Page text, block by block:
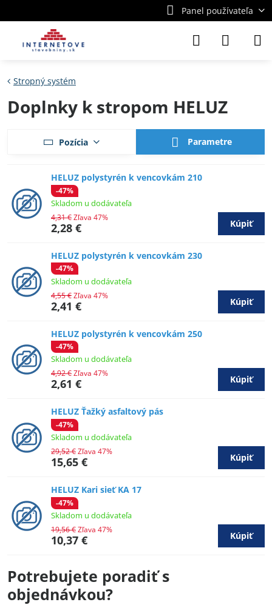
Panel používateľa
Stropný systém
Doplnky k stropom HELUZ
Pozícia Parametre
HELUZ polystyrén k vencovkám 210
-47%
Skladom u dodávateľa
2,28 €
4,31 €Zľava 47%
Kúpiť
HELUZ polystyrén k vencovkám 230
-47%
Skladom u dodávateľa
2,41 €
4,55 €Zľava 47%
Kúpiť
HELUZ polystyrén k vencovkám 250
-47%
Skladom u dodávateľa
2,61 €
4,92 €Zľava 47%
Kúpiť
HELUZ Ťažký asfaltový pás
-47%
Skladom u dodávateľa
15,65 €
29,52 €Zľava 47%
Kúpiť
HELUZ Kari sieť KA 17
-47%
Skladom u dodávateľa
10,37 €
19,56 €Zľava 47%
Kúpiť
Potrebujete poradiť s
objednávkou?